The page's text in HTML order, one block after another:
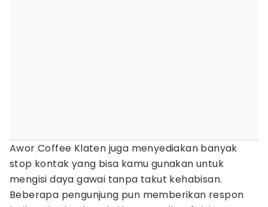
Awor Coffee Klaten juga menyediakan banyak
stop kontak yang bisa kamu gunakan untuk
mengisi daya gawai tanpa takut kehabisan.
Beberapa pengunjung pun memberikan respon